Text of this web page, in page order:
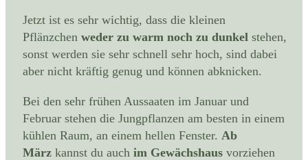
Jetzt ist es sehr wichtig, dass die kleinen
Pflänzchen weder zu warm noch zu dunkel stehen,
sonst werden sie sehr schnell sehr hoch, sind dabei
aber nicht kräftig genug und können abknicken.
Bei den sehr frühen Aussaaten im Januar und
Februar stehen die Jungpflanzen am besten in einem
kühlen Raum, an einem hellen Fenster. Ab
März kannst du auch im Gewächshaus vorziehen